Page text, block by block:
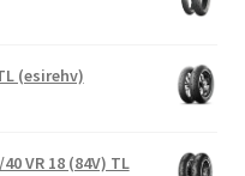
(esirehv)
VR 18 (84V) TL